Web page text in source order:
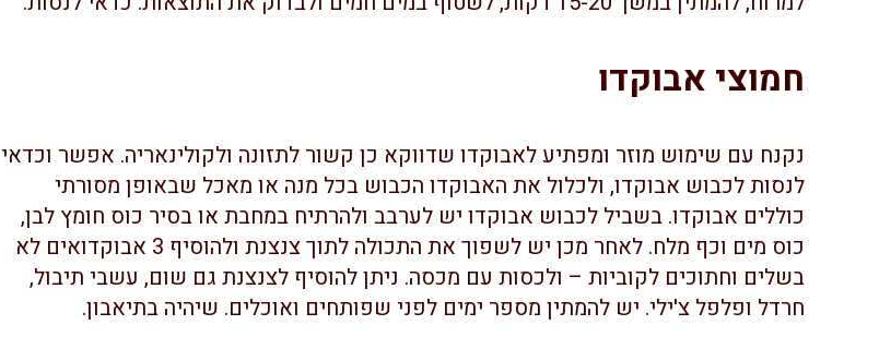
חמוצי אבוקדו
נקנח עם שימוש מוזר ומפתיע לאבוקדו שדווקא כן קשור לתזונה ולקולינאריה. אפשר וכדאי
לנסות לכבוש אבוקדו, ולכלול את האבוקדו הכבוש בכל מנה או מאכל שבאופן מסורתי
כוללים אבוקדו. בשביל לכבוש אבוקדו יש לערבב ולהרתיח במחבת או בסיר כוס חומץ לבן,
כוס מים וכף מלח. לאחר מכן יש לשפוך את התכולה לתוך צנצנת ולהוסיף 3 אבוקדואים לא
בשלים וחתוכים לקוביות – ולכסות עם מכסה. ניתן להוסיף לצנצנת גם שום, עשבי תיבול,
חרדל ופלפל צ'ילי. יש להמתין מספר ימים לפני שפותחים ואוכלים. שיהיה בתיאבון.